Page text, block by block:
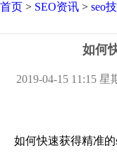
首页 > SEO资讯 > seo
如何
2019-04-15 11:15 星
如何快速获得精准的